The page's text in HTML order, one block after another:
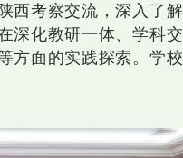
西考察交流，深入了解
深化教研一体、学科交
方面的实践探索。学校